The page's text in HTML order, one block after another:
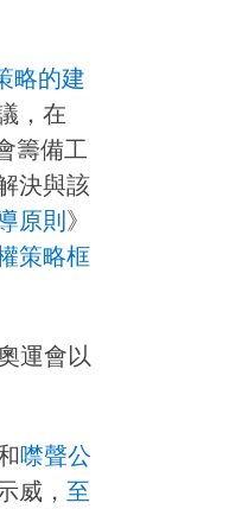
略的建
，在
籌備工
決與該
原則 》
策略框
運會以
噤聲公
威， 至